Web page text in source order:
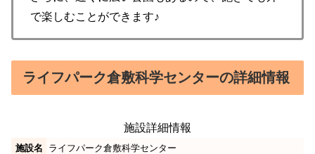
で楽しむことができます♪
ライフパーク倉敷科学センターの詳細情報
施設詳細情報
施設名 ライフパーク倉敷科学センター